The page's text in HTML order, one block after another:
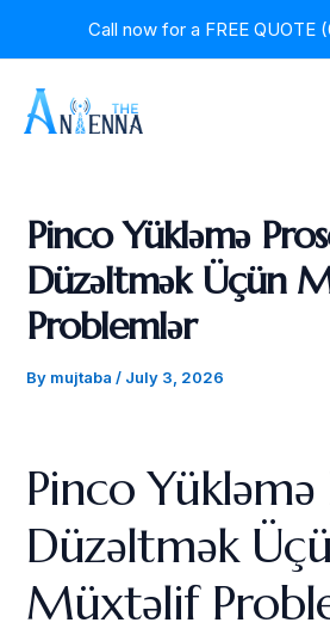
Call now for a FREE QUOTE
Pinco Yükləmə
Düzəltmək Üçün
Problemlər
By mujtaba / July 3, 2026
Pinco Yükləmə
Düzəltmək
Müxtəlif